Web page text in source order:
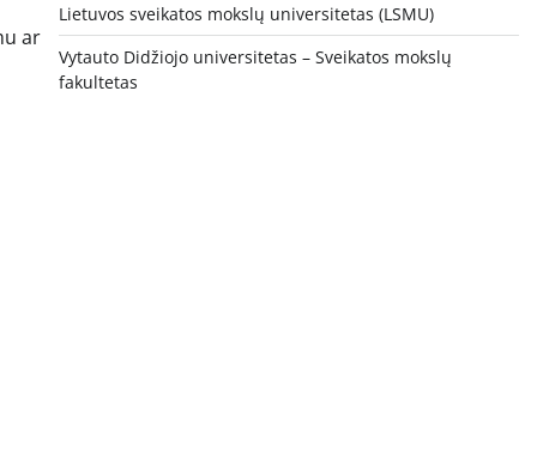
ar
Lietuvos sveikatos mokslų universitetas (LSMU)
Vytauto Didžiojo universitetas – Sveikatos mokslų
fakultetas